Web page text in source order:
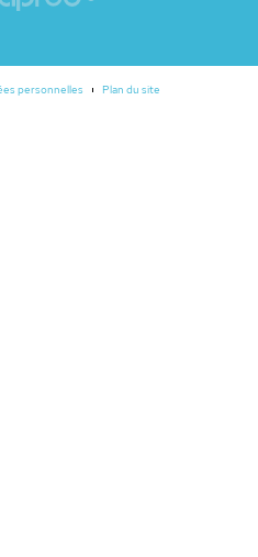
personnelles Plan du site